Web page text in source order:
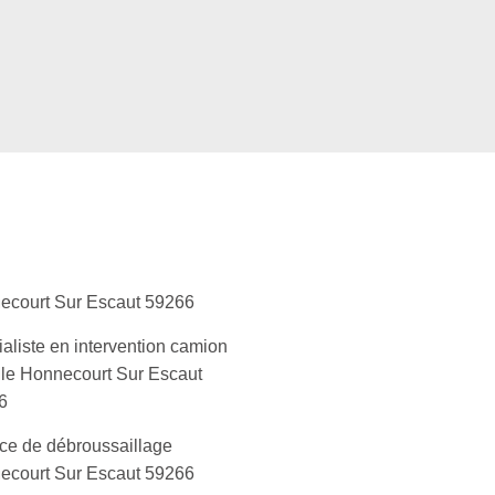
Sur Escaut 59266
en intervention camion
Honnecourt Sur Escaut
de débroussaillage
Sur Escaut 59266